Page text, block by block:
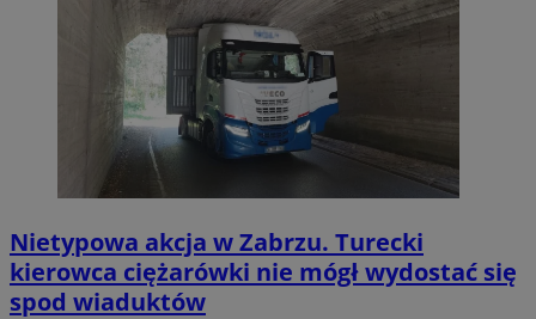
Nietypowa akcja w Zabrzu. Turecki
kierowca ciężarówki nie mógł wydostać się
spod wiaduktów